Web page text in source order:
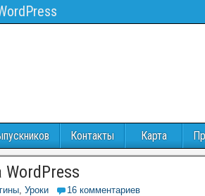
Контакты Карта
, Уроки 16 комментариев